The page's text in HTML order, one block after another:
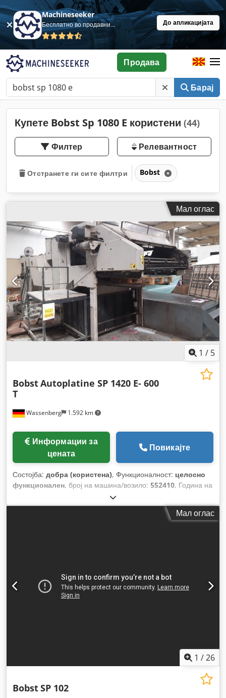
Machineseeker
Бесплатно во продавница До апликацијата
Барај
Продава
Купете Bobst Sp 1080 E користени (44)
Филтер Релевантност
Отстранете ги сите филтри Bobst
Мал оглас
1 / 5
Wassenberg 1.592 km
BobstAutoplatine SP 1420 E- 600
T
цената
Повикајте
Состојба: добра (користена), Функционалност: целосно
функционален, број на машина/возило: 552410, Година на
Мал оглас
1 /26
BobstSP 102